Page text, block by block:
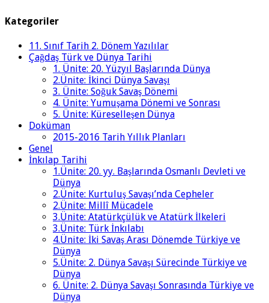
Kategoriler
11. Sınıf Tarih 2. Dönem Yazılılar
Çağdaş Türk ve Dünya Tarihi
1. Ünite: 20. Yüzyıl Başlarında Dünya
2.Ünite: İkinci Dünya Savaşı
3. Ünite: Soğuk Savaş Dönemi
4. Ünite: Yumuşama Dönemi ve Sonrası
5. Ünite: Küreselleşen Dünya
Doküman
2015-2016 Tarih Yıllık Planları
Genel
İnkılap Tarihi
1.Ünite: 20. yy. Başlarında Osmanlı Devleti ve
Dünya
2.Ünite: Kurtuluş Savaşı’nda Cepheler
2.Ünite: Millî Mücadele
3.Ünite: Atatürkçülük ve Atatürk İlkeleri
3.Ünite: Türk İnkılabı
4.Ünite: İki Savaş Arası Dönemde Türkiye ve
Dünya
5.Ünite: 2. Dünya Savaşı Sürecinde Türkiye ve
Dünya
6. Ünite: 2. Dünya Savaşı Sonrasında Türkiye ve
Dünya